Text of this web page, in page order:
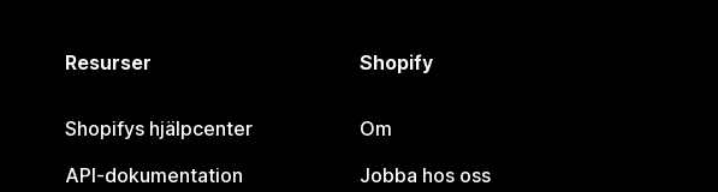
Resurser
Shopifys hjälpcenter
API-dokumentation
Shopify
Om
Jobba hos oss